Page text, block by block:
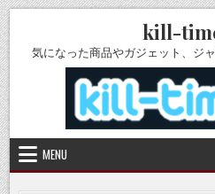
Skip
to
content
kill-
気になった商品やガジェット、ジ
MENU